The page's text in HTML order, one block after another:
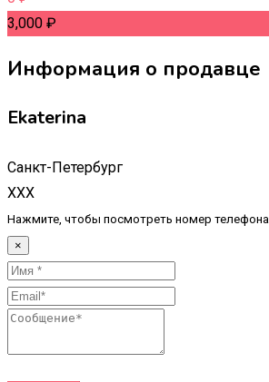
3,000 ₽
Информация о продавце
Ekaterina
Санкт-Петербург
XXX
Нажмите, чтобы посмотреть номер телефона
×